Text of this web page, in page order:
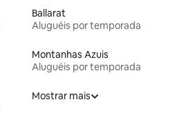
Ballarat
Aluguéis por temporada
Montanhas Azuis
Aluguéis por temporada
Mostrar mais